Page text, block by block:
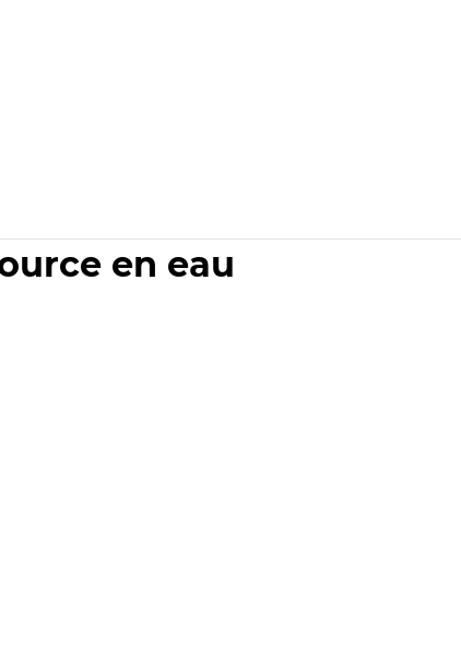
en eau